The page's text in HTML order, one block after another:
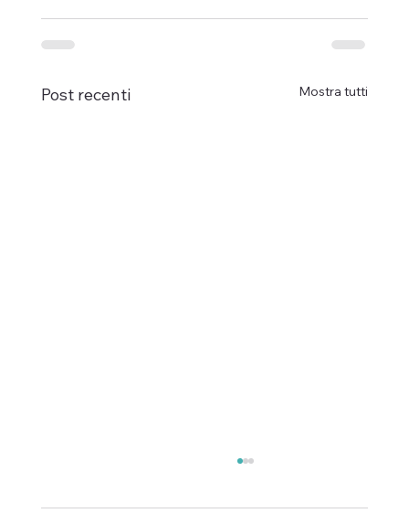
Post recenti Mostra tutti